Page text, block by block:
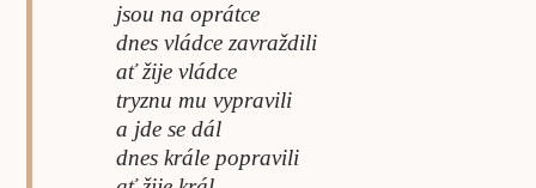
jsou na oprátce
dnes vládce zavraždili
ať žije vládce
tryznu mu vypravili
a jde se dál
dnes krále popravili